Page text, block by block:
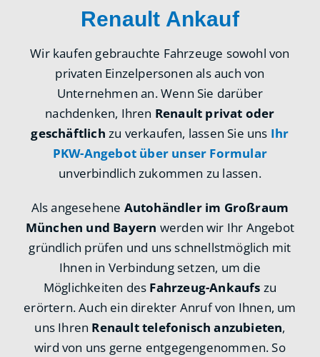
Renault Ankauf
Wir kaufen gebrauchte Fahrzeuge sowohl von
privaten Einzelpersonen als auch von
Unternehmen an. Wenn Sie darüber
nachdenken, Ihren Renault privat oder
geschäftlich zu verkaufen, lassen Sie uns Ihr
PKW-Angebot über unser Formular
unverbindlich zukommen zu lassen.
Als angesehene Autohändler im Großraum
München und Bayern werden wir Ihr Angebot
gründlich prüfen und uns schnellstmöglich mit
Ihnen in Verbindung setzen, um die
Möglichkeiten des Fahrzeug-Ankaufs zu
erörtern. Auch ein direkter Anruf von Ihnen, um
uns Ihren Renault telefonisch anzubieten,
wird von uns gerne entgegengenommen. So